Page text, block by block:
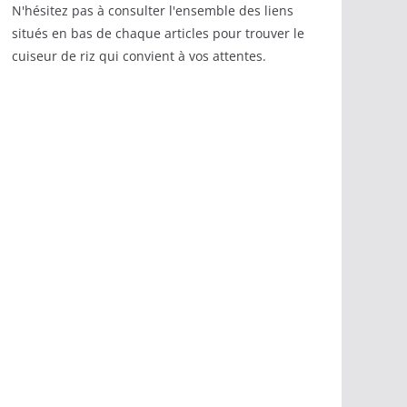
N'hésitez pas à consulter l'ensemble des liens
situés en bas de chaque articles pour trouver le
cuiseur de riz qui convient à vos attentes.